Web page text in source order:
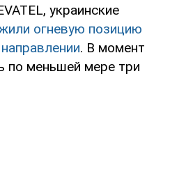
украинские
огневую позицию
. В момент
по меньшей мере три